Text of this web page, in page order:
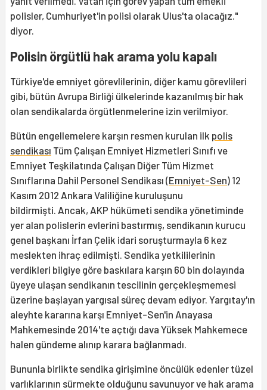
polisler, Cumhuriyet'in polisi olarak Ulus'ta olacağız."
diyor.
Polisin örgütlü hak arama yolu kapalı
Türkiye'de emniyet görevlilerinin, diğer kamu görevlileri
gibi, bütün Avrupa Birliği ülkelerinde kazanılmış bir hak
olan sendikalarda örgütlenmelerine izin verilmiyor.
Bütün engellemelere karşın resmen kurulan ilk polis
sendikası Tüm Çalışan Emniyet Hizmetleri Sınıfı ve
Emniyet Teşkilatında Çalışan Diğer Tüm Hizmet
Sınıflarına Dahil Personel Sendikası (Emniyet-Sen) 12
Kasım 2012 Ankara Valiliğine kuruluşunu
bildirmişti. Ancak, AKP hükümeti sendika yönetiminde
yer alan polislerin evlerini bastırmış, sendikanın kurucu
genel başkanı İrfan Çelik idari soruşturmayla 6 kez
meslekten ihraç edilmişti. Sendika yetkililerinin
verdikleri bilgiye göre baskılara karşın 60 bin dolayında
üyeye ulaşan sendikanın tescilinin gerçekleşmemesi
üzerine başlayan yargısal süreç devam ediyor. Yargıtay'ın
aleyhte kararına karşı Emniyet-Sen'in Anayasa
Mahkemesinde 2014'te açtığı dava Yüksek Mahkemece
halen gündeme alınıp karara bağlanmadı.
Bununla birlikte sendika girişimine öncülük edenler tüzel
varlıklarının sürmekte olduğunu savunuyor ve hak arama